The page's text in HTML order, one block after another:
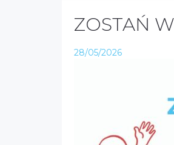
ZOSTAŃ
28/05/2026